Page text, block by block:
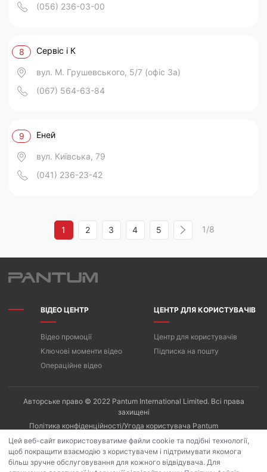
(056) 236-03-00
8 Сервіс і К
вул. М. Грушевського, 5/7 (офіс 3а)
(067) 564-63-84
9 Еней
вул. Київська, 79
(041) 236-23-42
1 2 3 4 5 1/8
ВІДЕО ЦЕНТР
Відео промоції
Ключові моменти відео
Операційне відео
ЦЕНТР ДЛЯ КОРИСТУВАЧІВ
Центр для користувачів
Підписка на пошту
Авторське право © 2022 Pantum International Limited. Всі права
захищені
Політика конфіденційності/Угода користувача Pantum
Політика використання файлів cookie
Цей веб-сайт використовуватиме файли cookie та подібні технології,
щоб покращити взаємодію з користувачем і підтримувати якомога
більш зручне обслуговування для кожного відвідувача. Для